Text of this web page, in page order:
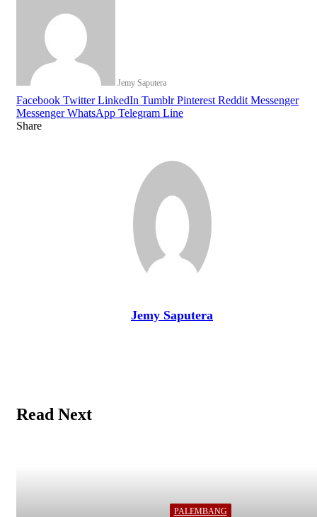
Jemy Saputera
Facebook Twitter LinkedIn Tumblr Pinterest Reddit Messenger
Messenger WhatsApp Telegram Line
Share
Jemy Saputera
Read Next
PALEMBANG